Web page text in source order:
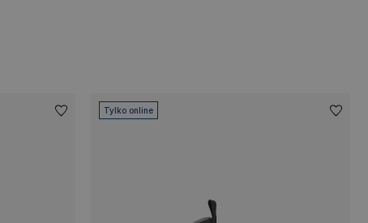
Tylko online